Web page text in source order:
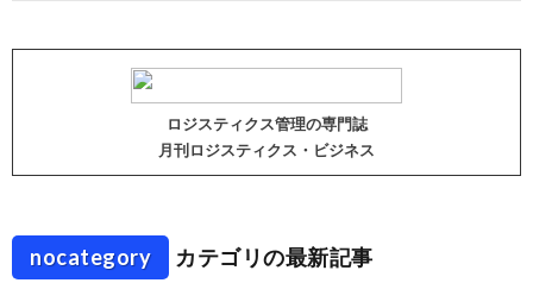
ロジスティクス管理の専門誌
月刊ロジスティクス・ビジネス
nocategory カテゴリの最新記事